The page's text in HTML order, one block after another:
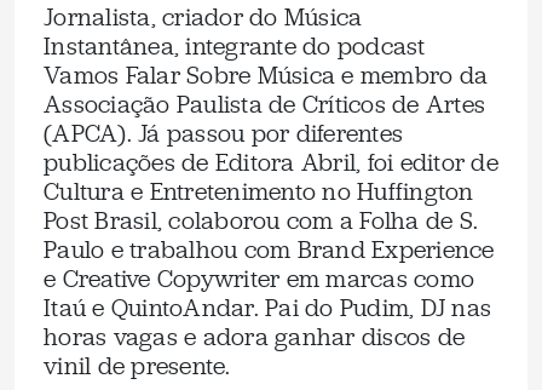
Jornalista, criador do Música
Instantânea, integrante do podcast
Vamos Falar Sobre Música e membro da
Associação Paulista de Críticos de Artes
(APCA). Já passou por diferentes
publicações de Editora Abril, foi editor de
Cultura e Entretenimento no Huffington
Post Brasil, colaborou com a Folha de S.
Paulo e trabalhou com Brand Experience
e Creative Copywriter em marcas como
Itaú e QuintoAndar. Pai do Pudim, DJ nas
horas vagas e adora ganhar discos de
vinil de presente.